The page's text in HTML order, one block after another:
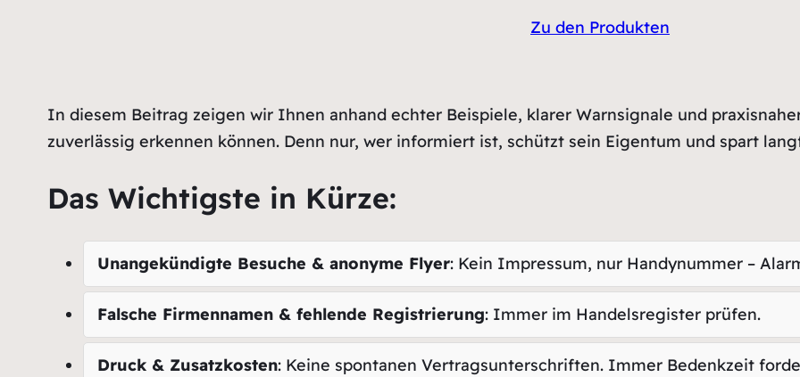
Zu den Produkten
In diesem Beitrag zeigen wir Ihnen anhand echter Beispiele, klarer Warnsignale und
zuverlässig erkennen können. Denn nur, wer informiert ist, schützt sein Eigentum und spart
Das Wichtigste in Kürze:
Unangekündigte Besuche & anonyme Flyer: Kein Impressum, nur Handynummer –
Falsche Firmennamen & fehlende Registrierung: Immer im Handelsregister prüfen.
Druck & Zusatzkosten: Keine spontanen Vertragsunterschriften. Immer Bedenkzeit